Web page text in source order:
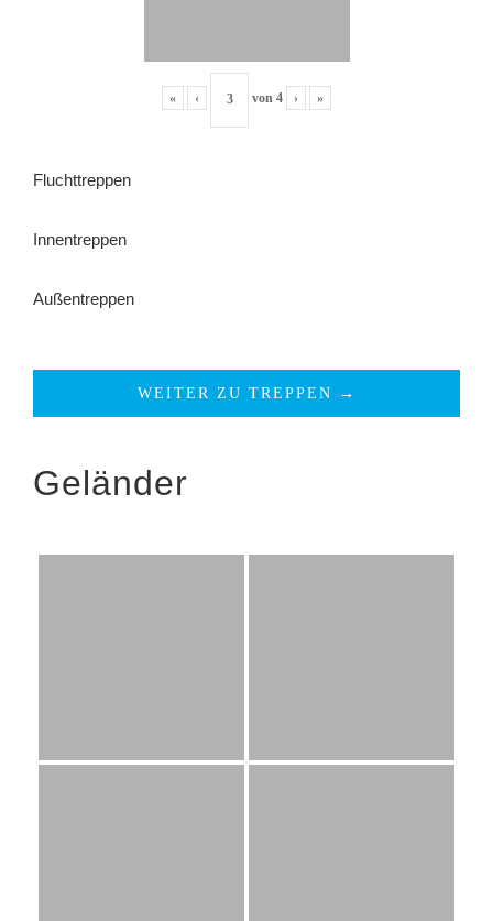
« ‹ von 4 › »
Fluchttreppen
Innentreppen
Außentreppen
WEITER ZU TREPPEN →
Geländer